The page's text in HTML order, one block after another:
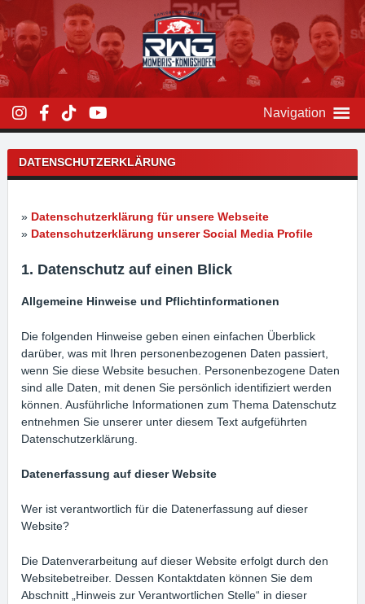
Inhalt
überspringen
Navigation
DATENSCHUTZERKLÄRUNG
» Datenschutzerklärung für unsere Webseite
» Datenschutzerklärung unserer Social Media Profile
1. Datenschutz auf einen Blick
Allgemeine Hinweise und Pflichtinformationen
Die folgenden Hinweise geben einen einfachen Überblick
darüber, was mit Ihren personenbezogenen Daten passiert,
wenn Sie diese Website besuchen. Personenbezogene Daten
sind alle Daten, mit denen Sie persönlich identifiziert werden
können. Ausführliche Informationen zum Thema Datenschutz
entnehmen Sie unserer unter diesem Text aufgeführten
Datenschutzerklärung.
Datenerfassung auf dieser Website
Wer ist verantwortlich für die Datenerfassung auf dieser
Website?
Die Datenverarbeitung auf dieser Website erfolgt durch den
Websitebetreiber. Dessen Kontaktdaten können Sie dem
Abschnitt „Hinweis zur Verantwortlichen Stelle“ in dieser